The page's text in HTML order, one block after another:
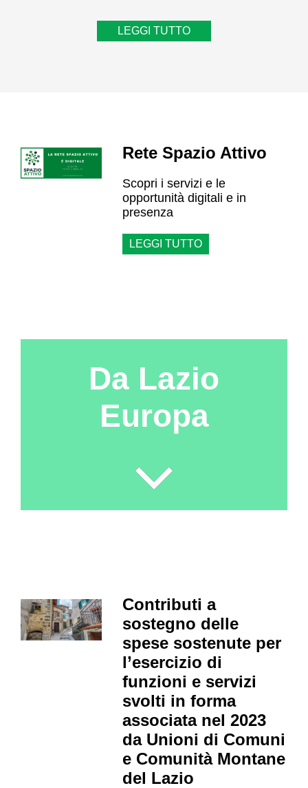
LEGGI TUTTO
Rete Spazio Attivo
Scopri i servizi e le
opportunità digitali e in
presenza
LEGGI TUTTO
Da Lazio
Europa
Contributi a
sostegno delle
spese sostenute per
l’esercizio di
funzioni e servizi
svolti in forma
associata nel 2023
da Unioni di Comuni
e Comunità Montane
del Lazio